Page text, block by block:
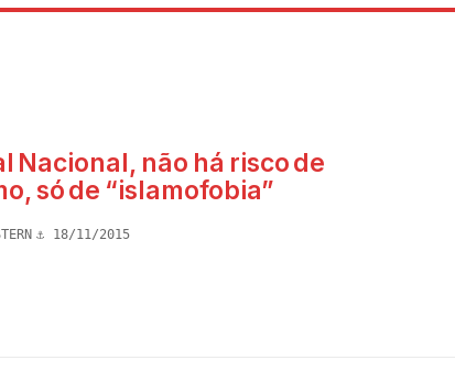
Nacional, não há risco de
só de “islamofobia”
18/11/2015